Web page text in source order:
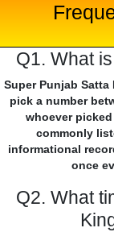
Q1. What
Super Punjab
pick a number
whoever
commonly
informational
once
Q2. What